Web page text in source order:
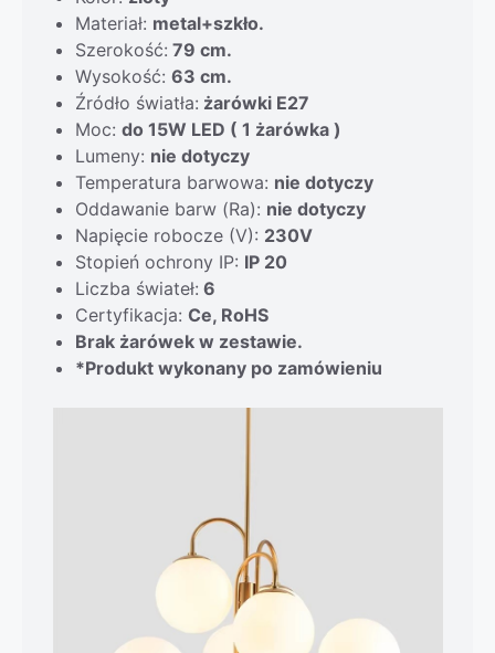
Materiał: metal+szkło.
Szerokość: 79 cm.
Wysokość: 63 cm.
Źródło światła: żarówki E27
Moc: do 15W LED ( 1 żarówka )
Lumeny: nie dotyczy
Temperatura barwowa: nie dotyczy
Oddawanie barw (Ra): nie dotyczy
Napięcie robocze (V): 230V
Stopień ochrony IP: IP 20
Liczba świateł: 6
Certyfikacja: Ce, RoHS
Brak żarówek w zestawie.
*Produkt wykonany po zamówieniu